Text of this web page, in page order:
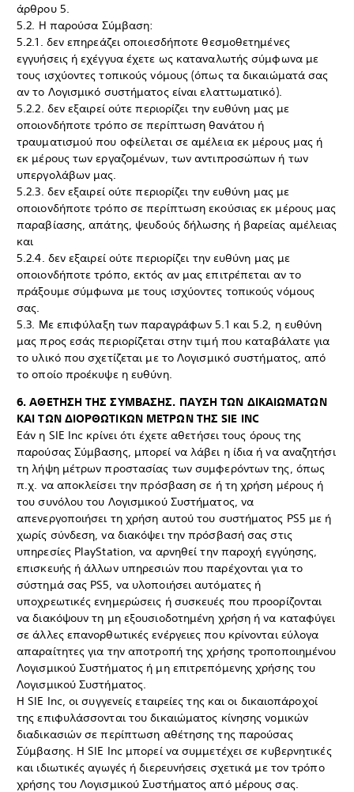
άρθρου 5.
5.2. Η παρούσα Σύμβαση:
5.2.1. δεν επηρεάζει οποιεσδήποτε θεσμοθετημένες
εγγυήσεις ή εχέγγυα έχετε ως καταναλωτής σύμφωνα με
τους ισχύοντες τοπικούς νόμους (όπως τα δικαιώματά σας
αν το Λογισμικό συστήματος είναι ελαττωματικό).
5.2.2. δεν εξαιρεί ούτε περιορίζει την ευθύνη μας με
οποιονδήποτε τρόπο σε περίπτωση θανάτου ή
τραυματισμού που οφείλεται σε αμέλεια εκ μέρους μας ή
εκ μέρους των εργαζομένων, των αντιπροσώπων ή των
υπεργολάβων μας.
5.2.3. δεν εξαιρεί ούτε περιορίζει την ευθύνη μας με
οποιονδήποτε τρόπο σε περίπτωση εκούσιας εκ μέρους μας
παραβίασης, απάτης, ψευδούς δήλωσης ή βαρείας αμέλειας
και
5.2.4. δεν εξαιρεί ούτε περιορίζει την ευθύνη μας με
οποιονδήποτε τρόπο, εκτός αν μας επιτρέπεται αν το
πράξουμε σύμφωνα με τους ισχύοντες τοπικούς νόμους
σας.
5.3. Με επιφύλαξη των παραγράφων 5.1 και 5.2, η ευθύνη
μας προς εσάς περιορίζεται στην τιμή που καταβάλατε για
το υλικό που σχετίζεται με το Λογισμικό συστήματος, από
το οποίο προέκυψε η ευθύνη.
6. ΑΘΕΤΗΣΗ ΤΗΣ ΣΥΜΒΑΣΗΣ. ΠΑΥΣH ΤΩΝ ΔΙΚΑΙΩΜΑΤΩΝ
ΚΑΙ ΤΩΝ ΔΙΟΡΘΩΤΙΚΩΝ ΜΕΤΡΩΝ ΤΗΣ SIE INC
Εάν η SIE Inc κρίνει ότι έχετε αθετήσει τους όρους της
παρούσας Σύμβασης, μπορεί να λάβει η ίδια ή να αναζητήσι
τη λήψη μέτρων προστασίας των συμφερόντων της, όπως
π.χ. να αποκλείσει την πρόσβαση σε ή τη χρήση μέρους ή
του συνόλου του Λογισμικού Συστήματος, να
απενεργοποιήσει τη χρήση αυτού του συστήματος PS5 με ή
χωρίς σύνδεση, να διακόψει την πρόσβασή σας στις
υπηρεσίες PlayStation, να αρνηθεί την παροχή εγγύησης,
επισκευής ή άλλων υπηρεσιών που παρέχονται για το
σύστημά σας PS5, να υλοποιήσει αυτόματες ή
υποχρεωτικές ενημερώσεις ή συσκευές που προορίζονται
να διακόψουν τη μη εξουσιοδοτημένη χρήση ή να καταφύγει
σε άλλες επανορθωτικές ενέργειες που κρίνονται εύλογα
απαραίτητες για την αποτροπή της χρήσης τροποποιημένου
Λογισμικού Συστήματος ή μη επιτρεπόμενης χρήσης του
Λογισμικού Συστήματος.
Η SIE Inc, οι συγγενείς εταιρείες της και οι δικαιοπάροχοί
της επιφυλάσσονται του δικαιώματος κίνησης νομικών
διαδικασιών σε περίπτωση αθέτησης της παρούσας
Σύμβασης. Η SIE Inc μπορεί να συμμετέχει σε κυβερνητικές
και ιδιωτικές αγωγές ή διερευνήσεις σχετικά με τον τρόπο
χρήσης του Λογισμικού Συστήματος από μέρους σας.